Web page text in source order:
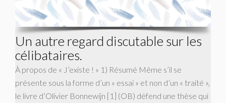
Un autre regard discutable sur les
célibataires.
À propos de « J’existe ! » 1) Résumé Même s’il se
présente sous la forme d’un « essai » et non d’un « traité »,
le livre d’Olivier Bonnewijn [1] (OB) défend une thèse qui